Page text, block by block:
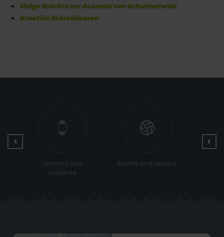
Einige Schritte zur Auswahl von Schulmaterial
Kreative Schreibwaren
Sports and Leisure
Religious &